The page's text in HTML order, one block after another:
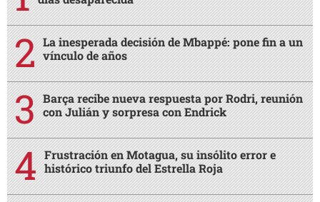
La inesperada decisión de Mbappé: pone fin a un
vínculo de años
Barça recibe nueva respuesta por Rodri, reunión
con Julián y sorpresa con Endrick
Frustración en Motagua, su insólito error e
histórico triunfo del Estrella Roja